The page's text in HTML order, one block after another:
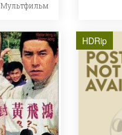
,Мультфильм
HDRip